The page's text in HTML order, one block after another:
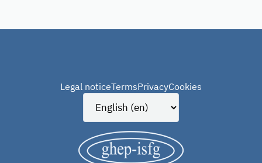
Legal noticeTermsPrivacyCookies